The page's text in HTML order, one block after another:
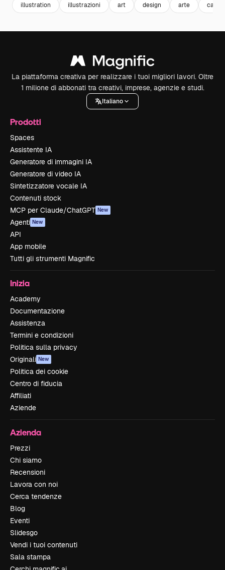
illustration illustrazioni art design arte
La piattaforma creativa per realizzare i tuoi migliori lavori. Oltre
1 milione di abbonati tra creativi, imprese, agenzie e studi.
Italiano
Prodotti
Spaces
Assistente IA
Generatore di immagini IA
Generatore di video IA
Sintetizzatore vocale IA
Contenuti stock
MCP per Claude/ChatGPT New
Agenti New
API
App mobile
Tutti gli strumenti Magnific
Inizia
Academy
Documentazione
Assistenza
Termini e condizioni
Politica sulla privacy
Originali New
Politica dei cookie
Centro di fiducia
Affiliati
Aziende
Azienda
Prezzi
Chi siamo
Recensioni
Lavora con noi
Cerca tendenze
Blog
Eventi
Slidesgo
Vendi i tuoi contenuti
Sala stampa